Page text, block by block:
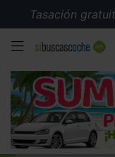
Tasación
MENÚ